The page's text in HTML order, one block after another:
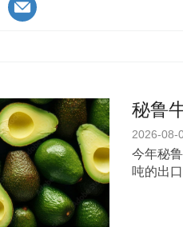
秘鲁
2026-08-
今年秘
吨的出